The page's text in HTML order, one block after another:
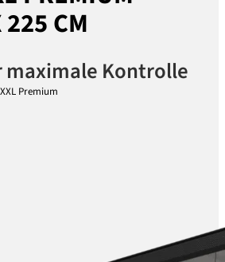
CM
Kontrolle
Premium